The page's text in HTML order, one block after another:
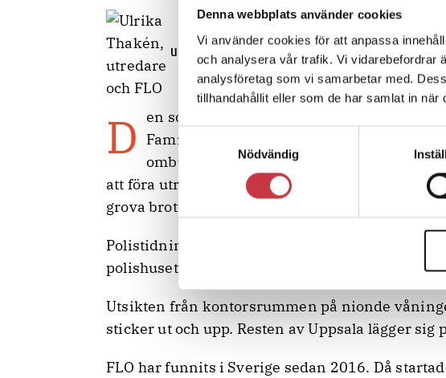
Denna webbplats använder cookies
Vi använder cookies för att anpassa
och analysera vår trafik. Vi vidarebefordrar
analysföretag som vi samarbetar med.
tillhandahållit eller som de har samlat in när
Samtyckesval
Nödvändig
Ulrika Thakén, utredare och FLOFoto: Johan Alp
Den som tittat på brittiska tv-deckare har ett ganska bra hum om vad en
Family Liaison Officer, FLO, gör. De ska
ombud för familjer utsatta för brott. Deras
att föra utredningen framåt, berättar Jenny
grova brott i Uppsala, en av fem FLO i
Polistidningen träffar henne, Ulrika Thakén
polishuset i Uppsala, på avdelningen för grova
Utsikten från kontorsrummen på nionde
sticker ut och upp. Resten av Uppsala lägger sig
FLO har funnits i Sverige sedan 2016. Då